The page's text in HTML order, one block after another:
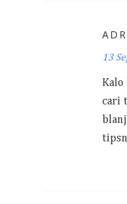
13
Kalo
cari